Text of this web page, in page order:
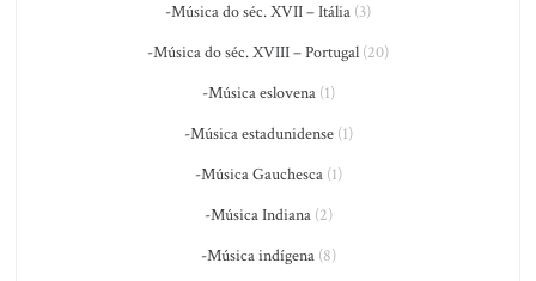
-Música do séc. XVII – Itália (3)
-Música do séc. XVIII – Portugal (20)
-Música eslovena(1)
-Música estadunidense(1)
-Música Gauchesca(1)
-Música Indiana(2)
-Música indígena(8)